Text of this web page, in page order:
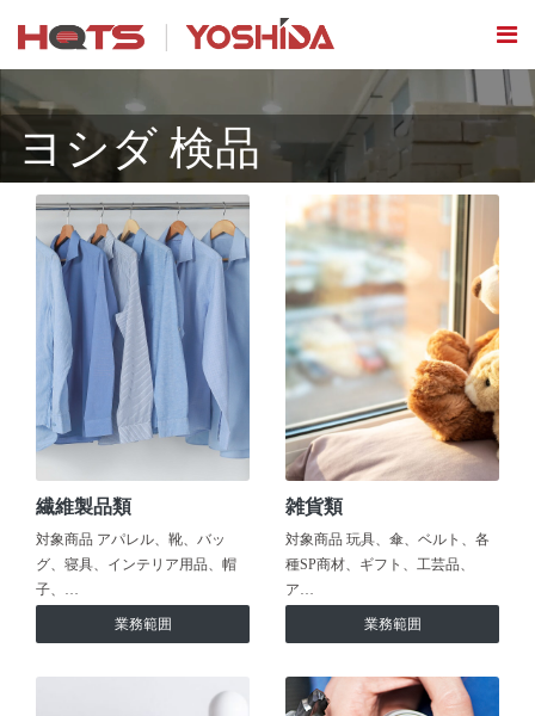
ヨシダ 検品
繊維製品類
対象商品 アパレル、靴、バッ
グ、寝具、インテリア用品、帽
子、…
業務範囲
雑貨類
対象商品 玩具、傘、ベルト、各
種SP商材、ギフト、工芸品、
ア…
業務範囲